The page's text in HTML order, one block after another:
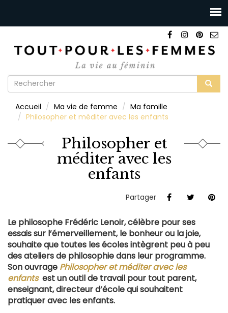
Formulaire
recherche
Accueil Ma vie de femme
Ma famille
Philosopher et méditer avec les enfants
Philosopher et
méditer avec les
enfants
Partager
Le philosophe Frédéric Lenoir, célèbre pour ses
essais sur l’émerveillement, le bonheur ou la joie,
souhaite que toutes les écoles intègrent peu à peu
des ateliers de philosophie dans leur programme.
Son ouvrage Philosopher et méditer avec les
enfantsest un outil de travail pour tout parent,
enseignant, directeur d’école qui souhaitent
pratiquer avec les enfants.